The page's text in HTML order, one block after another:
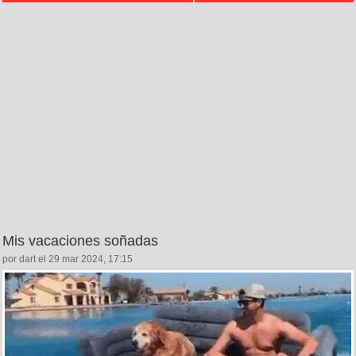
Mis vacaciones soñadas
por dart el 29 mar 2024, 17:15